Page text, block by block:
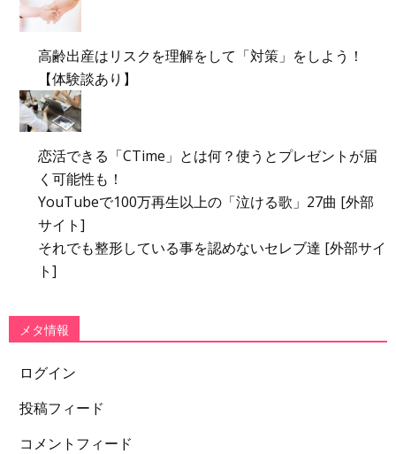
高齢出産はリスクを理解をして「対策」をしよう！
【体験談あり】
恋活できる「CTime」とは何？使うとプレゼントが届
く可能性も！
YouTubeで100万再生以上の「泣ける歌」27曲 [外部
サイト]
それでも整形している事を認めないセレブ達 [外部サイ
ト]
メタ情報
ログイン
投稿フィード
コメントフィード